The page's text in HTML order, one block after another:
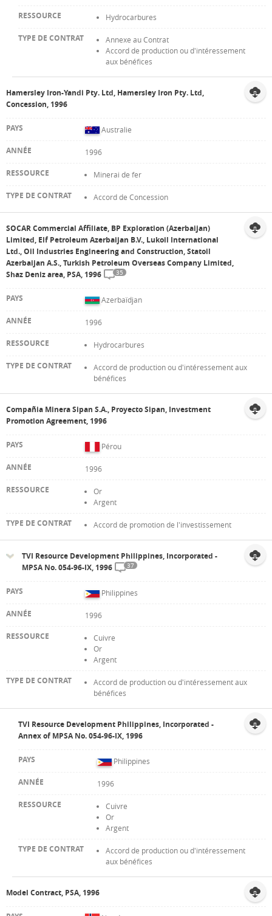
Hydrocarbures
Annexe au Contrat
Accord de production ou d'intéressement
aux bénéfices
Hamersley Iron-Yandi Pty. Ltd, Hamersley Iron Pty. Ltd,
Concession, 1996
Australie
1996
Minerai de fer
Accord de Concession
SOCAR Commercial Affiliate, BP Exploration (Azerbaijan)
Limited, Elf Petroleum Azerbaijan B.V., Lukoil International
Ltd., Oil Industries Engineering and Construction, Statoil
Azerbaijan A.S., Turkish Petroleum Overseas Company Limited,
Shaz Deniz area, PSA, 1996
35
Azerbaïdjan
1996
Hydrocarbures
Accord de production ou d'intéressement aux
bénéfices
Compañia Minera Sipan S.A., Proyecto Sipan, Investment
Promotion Agreement, 1996
Pérou
1996
Or
Argent
Accord de promotion de l'investissement
TVI Resource Development Philippines, Incorporated -
MPSA No. 054-96-IX, 1996
37
Philippines
1996
Cuivre
Or
Argent
Accord de production ou d'intéressement aux
bénéfices
TVI Resource Development Philippines, Incorporated -
Annex of MPSA No. 054-96-IX, 1996
Philippines
1996
Cuivre
Or
Argent
Accord de production ou d'intéressement
aux bénéfices
Model Contract, PSA, 1996